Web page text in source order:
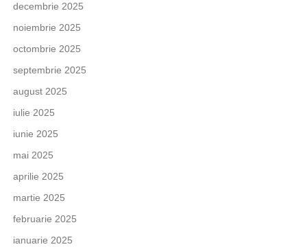
decembrie 2025
noiembrie 2025
octombrie 2025
septembrie 2025
august 2025
iulie 2025
iunie 2025
mai 2025
aprilie 2025
martie 2025
februarie 2025
ianuarie 2025